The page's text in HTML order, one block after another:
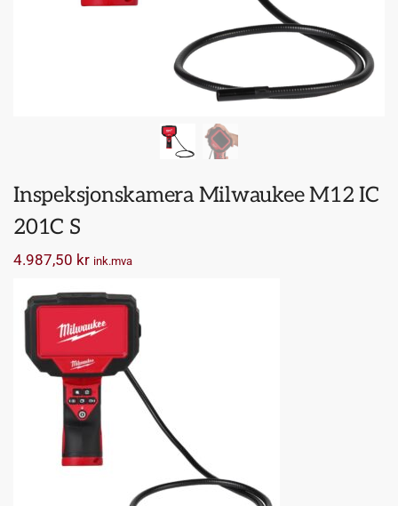
Inspeksjonskamera Milwaukee M12 IC
201C S
4.987,50 kr ink.mva